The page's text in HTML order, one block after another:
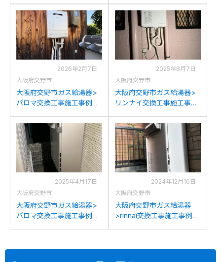
A2400SAWからリンナイ
RUF-K2406SAW(A)への交
換
V2403SAW2-6からリンナ
イRUFH-E2408SAW2-3(A)
への交換
2026年2月7日
大阪府交野市
大阪府交野市ガス給湯器>
パロマ交換工事施工事例：
ロマFH-2423SAWへの交換
2025年8月7日
大阪府交野市
大阪府交野市ガス給湯器>
リンナイ交換工事施工事
らリンナイRUF-
A2005SAT(C)への交換
2025年4月17日
大阪府交野市
大阪府交野市ガス給湯器>
パロマ交換工事施工事例：
2024年12月10日
大阪府交野市
大阪府交野市ガス給湯器
>rinnai交換工事施工事例：